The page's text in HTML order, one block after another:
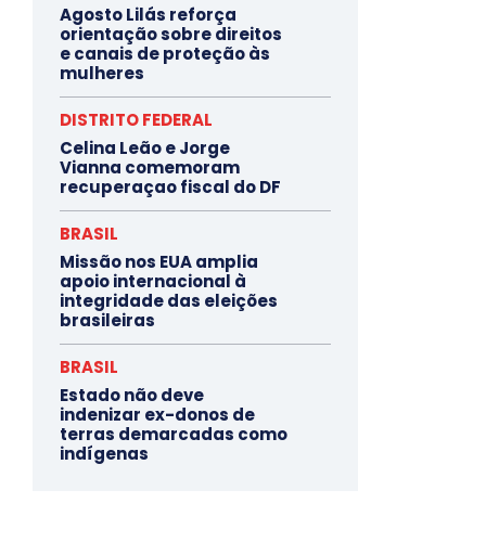
Agosto Lilás reforça
orientação sobre direitos
e canais de proteção às
mulheres
DISTRITO FEDERAL
Celina Leão e Jorge
Vianna comemoram
recuperaçao fiscal do DF
BRASIL
Missão nos EUA amplia
apoio internacional à
integridade das eleições
brasileiras
BRASIL
Estado não deve
indenizar ex-donos de
terras demarcadas como
indígenas